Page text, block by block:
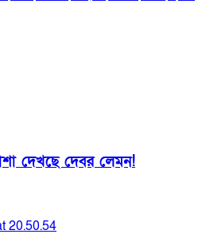
দেখছে দেবর লেমন!